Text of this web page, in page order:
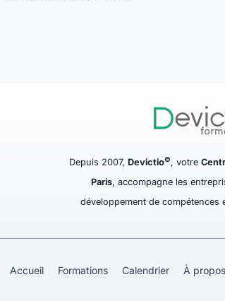
Depuis 2007,Devictio©, votre
Paris, accompagne les
développement de compétences
Accueil Formations Calendrier À propos